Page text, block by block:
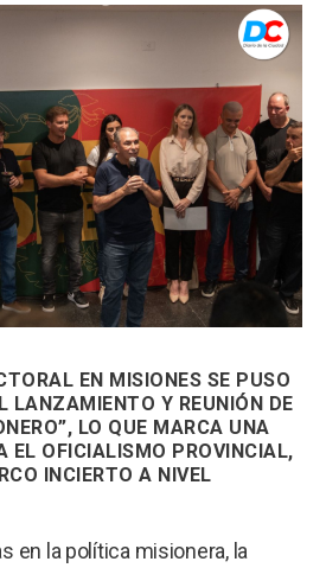
EN MISIONES SE PUSO
LANZAMIENTO Y REUNIÓN DE
LO QUE MARCA UNA
EL OFICIALISMO PROVINCIAL,
INCIERTO A NIVEL
en la política misionera, la